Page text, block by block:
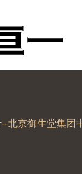
北京御生堂集团